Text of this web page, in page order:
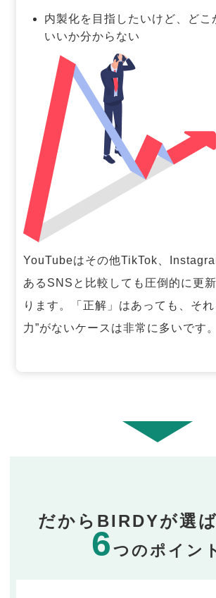
内製化を目指したいけど、どこ
いいか分からない
YouTubeはその他TikTok、
あるSNSと比較しても圧倒的に更
ります。「正解」はあっても、それ
力”がないケースは非常に多いです。
だからBIRDYが選ば
6つのポイン